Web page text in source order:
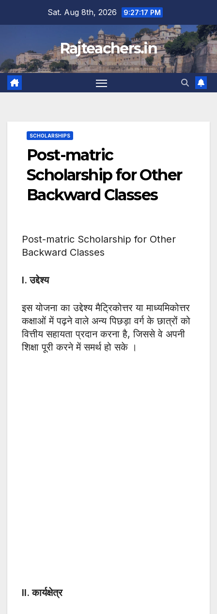
Sat. Aug 8th, 2026 9:27:18 PM
Rajteachers.in
SCHOLARSHIPS
Post-matric
Scholarship for Other
Backward Classes
Post-matric Scholarship for Other
Backward Classes
I. उद्देश्य
इस योजना का उद्देश्य मैट्रिकोत्तर या माध्यमिकोत्तर
कक्षाओं में पढ़ने वाले अन्य पिछड़ा वर्ग के छात्रों को
वित्तीय सहायता प्रदान करना है, जिससे वे अपनी
शिक्षा पूरी करने में समर्थ हो सके ।
II. कार्यक्षेत्र